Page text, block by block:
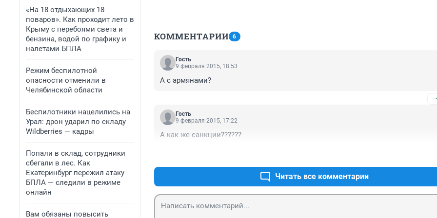
«На 18 отдыхающих 18
поваров». Как проходит лето в
Крыму с перебоями света и
бензина, водой по графику и
налетами БПЛА
Режим беспилотной
опасности отменили в
Челябинской области
Беспилотники нацелились на
Урал: дрон ударил по складу
Wildberries — кадры
Попали в склад, сотрудники
сбегали в лес. Как
Екатеринбург пережил атаку
БПЛА — следили в режиме
онлайн
Вам обязаны повысить
КОММЕНТАРИИ 6
Гость
9 февраля 2015, 18:53
А с армянами?
Гость
9 февраля 2015, 17:22
А как же санкции??????
Читать все комментарии